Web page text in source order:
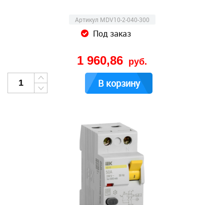
Артикул MDV10-2-040-300
Под заказ
1 960,86 руб.
В корзину